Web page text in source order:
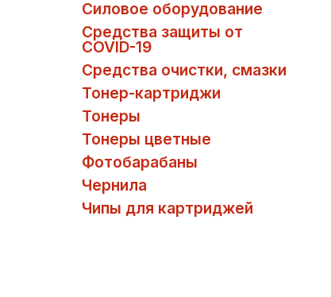
Силовое оборудование
Средства защиты от
COVID-19
Средства очистки, смазки
Тонер-картриджи
Тонеры
Тонеры цветные
Фотобарабаны
Чернила
Чипы для картриджей